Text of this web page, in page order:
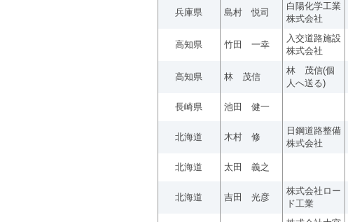
兵庫県 島村 悦司
白陽化学工業
株式会社
高知県 竹田 一幸
入交道路施設
株式会社
高知県 林 茂信
林 茂信(個
人へ送る)
長崎県 池田 健一
北海道 木村 修
日鋼道路整備
株式会社
北海道 太田 義之
北海道 吉田 光彦
株式会社ロー
ド工業